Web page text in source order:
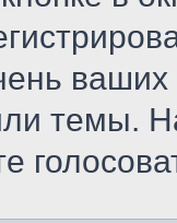
ваших
темы.